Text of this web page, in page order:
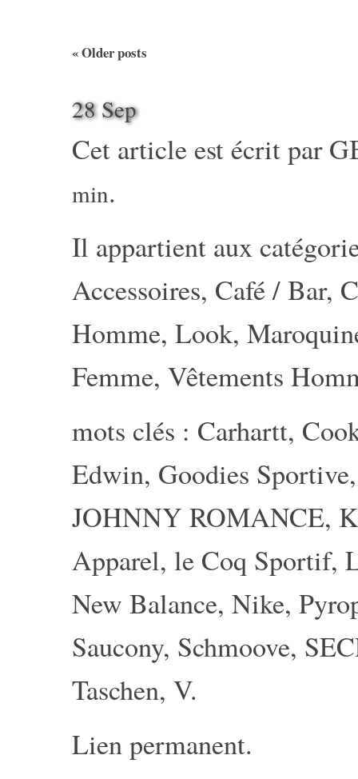
«Older posts
28 Sep
Cet article est écrit par
min.
Il appartient aux
Accessoires, Café / Bar,
Homme, Look,
Femme, Vêtements
mots clés : Carhartt,
Edwin, Goodies Sportive
JOHNNY ROMANCE,
Apparel, le Coq Sportif,
New Balance, Nike,
Saucony, Schmoove,
Taschen, V.
Lien permanent.